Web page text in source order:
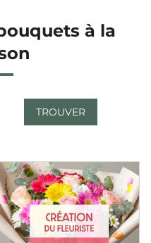
à la
TROUVER